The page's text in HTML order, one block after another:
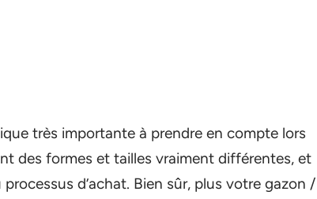
très importante à prendre en compte lors
des formes et tailles vraiment différentes, et
d’achat. Bien sûr, plus votre gazon /